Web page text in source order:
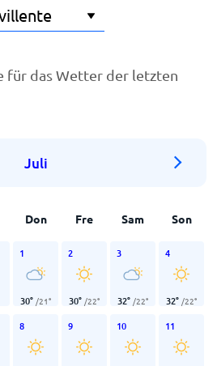
für das Wetter der letzten
Juli
Don Fre Sam Son
1
30° /21°
2
30° /22°
3
32° /22°
4
32° /22°
8 9 10 11